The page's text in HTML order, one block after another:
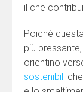
il che
Poiché
più
orientino
sostenibili